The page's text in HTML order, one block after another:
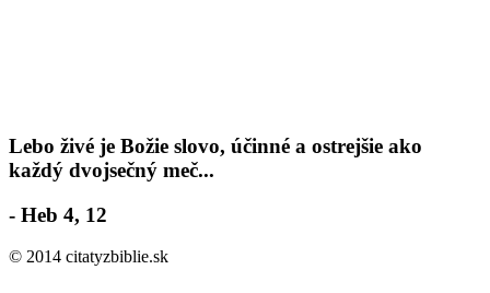
Lebo živé je Božie slovo, účinné a ostrejšie ako
každý dvojsečný meč...
- Heb 4, 12
© 2014 citatyzbiblie.sk